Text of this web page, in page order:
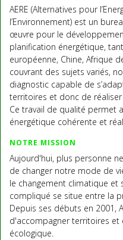
AERE (Alternatives pour
l’Environnement) est un
œuvre pour le
planification énergétique, tant
européenne, Chine, Afrique
couvrant des sujets variés,
diagnostic capable de
territoires et donc de
Ce travail de qualité permet
énergétique cohérente et
NOTRE MISSION
Aujourd'hui, plus personne
de changer notre mode de
le changement climatique et
compliqué se situe entre la
Depuis ses débuts en 2001,
d'accompagner territoires
écologique.